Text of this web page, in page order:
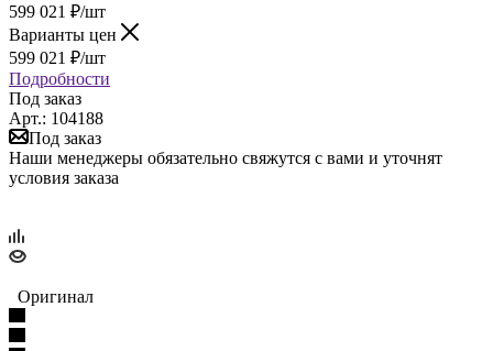
599 021 ₽/шт
Варианты цен
599 021 ₽/шт
Подробности
Под заказ
Арт.: 104188
Под заказ
Наши менеджеры обязательно свяжутся с вами и уточнят
условия заказа
Оригинал